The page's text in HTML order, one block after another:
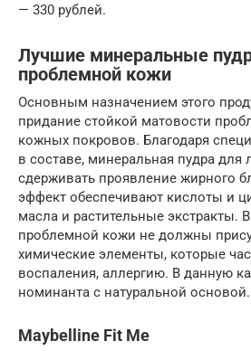
— 330 рублей.
Лучшие минеральные
проблемной кожи
Основным назначением этого
придание стойкой матовости
кожных покровов. Благодаря
в составе, минеральная пудра для
сдерживать проявление жирного
эффект обеспечивают кислоты и
масла и растительные экстракты.
проблемной кожи не должны
химические элементы, которые
воспаления, аллергию. В данную
номинанта с натуральной основой.
Maybelline Fit Me